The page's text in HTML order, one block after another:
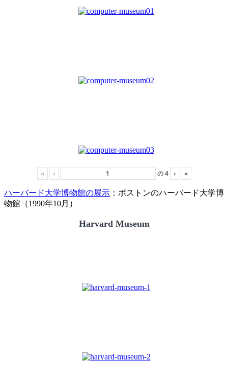
« ‹ の4 › »
ハーバード大学博物館の展示 ：ボストンのハーバード大学博
物館（1990年10月）
Harvard Museum